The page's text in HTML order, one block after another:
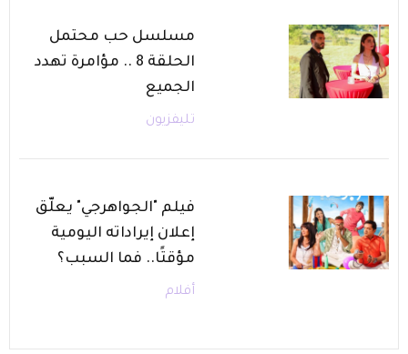
مسلسل حب محتمل
الحلقة 8 .. مؤامرة تهدد
الجميع
تليفزيون
فيلم "الجواهرجي" يعلّق
إعلان إيراداته اليومية
مؤقتًا.. فما السبب؟
أفلام